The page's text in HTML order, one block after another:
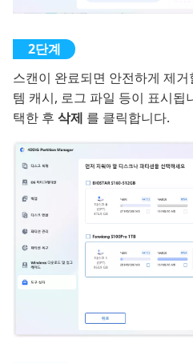
스캔이 완료되면 안전하게 제
템 캐시, 로그 파일 등이 표시됩
택한 후 삭제 를 클릭합니다.